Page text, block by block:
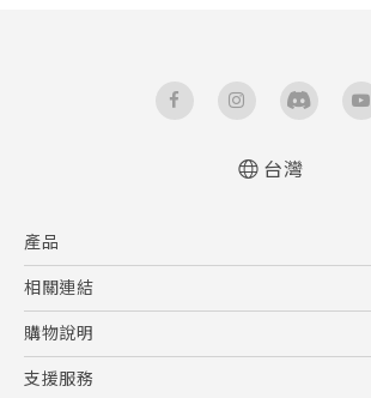
台灣
產品
5G
智慧型手機
配件
相關連結
HTC Research
購物說明
購物須知
支援服務